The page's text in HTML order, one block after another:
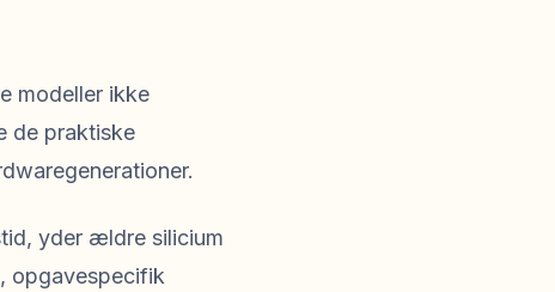
modeller ikke
de praktiske
yder ældre silicium
opgavespecifik